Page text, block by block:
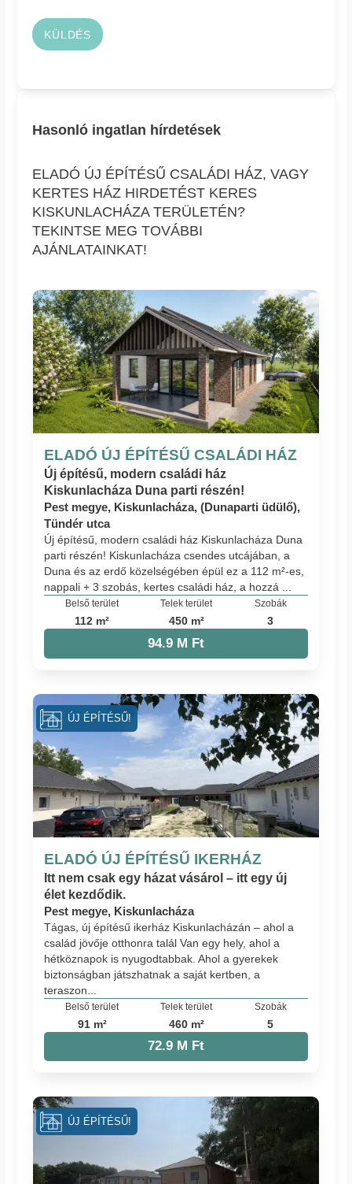
KÜLDÉS
Hasonló ingatlan hírdetések
ELADÓ ÚJ ÉPÍTÉSŰ CSALÁDI HÁZ, VAGY
KERTES HÁZ HIRDETÉST KERES
KISKUNLACHÁZA TERÜLETÉN?
TEKINTSE MEG TOVÁBBI
AJÁNLATAINKAT!
ELADÓ ÚJ ÉPÍTÉSŰ CSALÁDI HÁZ
Új építésű, modern családi ház
Kiskunlacháza Duna parti részén!
Pest megye, Kiskunlacháza, (Dunaparti üdülő),
Tündér utca
Új építésű, modern családi ház Kiskunlacháza Duna
parti részén! Kiskunlacháza csendes utcájában, a
Duna és az erdő közelségében épül ez a 112 m²-es,
nappali + 3 szobás, kertes családi ház, a hozzá ...
Belső terület
112 m²
Telek terület
450 m²
Szobák
3
94.9 M Ft
ELADÓ ÚJ ÉPÍTÉSŰ IKERHÁZ
Itt nem csak egy házat vásárol – itt egy új
élet kezdődik.
Pest megye, Kiskunlacháza
Tágas, új építésű ikerház Kiskunlacházán – ahol a
család jövője otthonra talál Van egy hely, ahol a
hétköznapok is nyugodtabbak. Ahol a gyerekek
biztonságban játszhatnak a saját kertben, a
teraszon...
Belső terület
91 m²
Telek terület
460 m²
Szobák
5
72.9 M Ft
ÚJ ÉPÍTÉSŰ!
ÚJ ÉPÍTÉSŰ!